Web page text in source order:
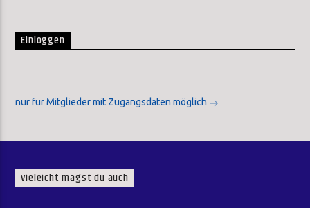
Einloggen
nur für Mitglieder mit Zugangsdaten möglich
vieleicht magst du auch